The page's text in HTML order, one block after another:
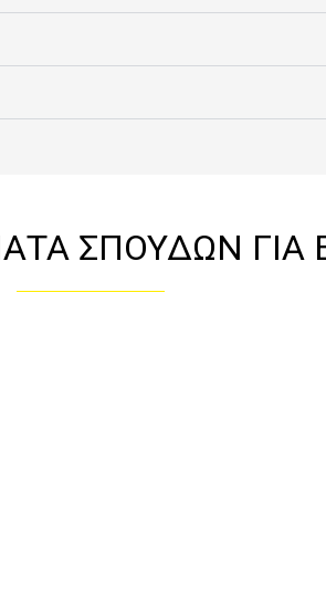
ΣΠΟΥΔΩΝ ΓΙΑ